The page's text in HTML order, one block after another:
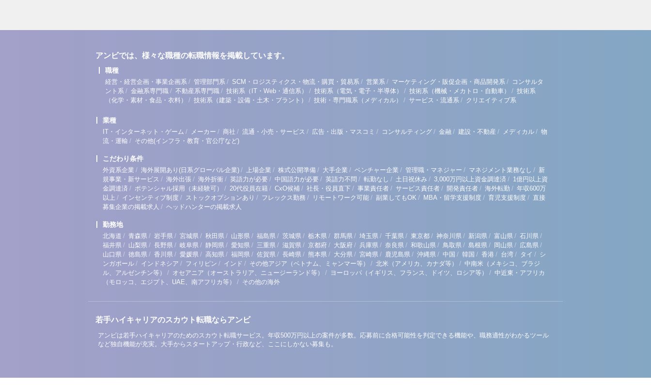
アンビでは、様々な職種の転職情報を掲載しています。
職種
経営・経営企画・事業企画系 / 管理部門系 / SCM・ロジスティクス・物流・購買・貿易系 / 営業系 / マーケティング・販促企画・商品開発系 / コンサルタ
ント系 / 金融系専門職 / 不動産系専門職 / 技術系（IT・Web・通信系） / 技術系（電気・電子・半導体） / 技術系（機械・メカトロ・自動車） / 技術系
（化学・素材・食品・衣料）
/ 技術系（建築・設備・土木・プラント） / 技術・専門職系（メディカル） / サービス・流通系 / クリエイティブ系
業種
IT・インターネット・ゲーム / メーカー / 商社 / 流通・小売・サービス / 広告・出版・マスコミ / コンサルティング / 金融 / 建設・不動産 / メディカル / 物
流・運輸 / その他(インフラ・教育・官公庁など)
こだわり条件
外資系企業 / 海外展開あり(日系グローバル企業) / 上場企業 / 株式公開準備 / 大手企業 / ベンチャー企業 / 管理職・マネジャー / マネジメント業務なし / 新
規事業・新サービス / 海外出張 / 海外折衝 / 英語力が必要 / 中国語力が必要 / 英語力不問 / 転勤なし / 土日祝休み / 3,000万円以上資金調達済 / 1億円以上資
金調達済 / ポテンシャル採用（未経験可） / 20代役員在籍 / CxO候補 / 社長・役員直下 / 事業責任者 / サービス責任者 / 開発責任者 / 海外転勤 / 年収600万
以上 / インセンティブ制度 / ストックオプションあり / フレックス勤務 / リモートワーク可能 / 副業してもOK / MBA・留学支援制度 / 育児支援制度 / 直接
募集企業の掲載求人 / ヘッドハンターの掲載求人
勤務地
北海道 / 青森県 / 岩手県 / 宮城県 / 秋田県 / 山形県 / 福島県 / 茨城県 / 栃木県 / 群馬県 / 埼玉県 / 千葉県 / 東京都 / 神奈川県 / 新潟県 / 富山県 / 石川県 /
福井県 / 山梨県 / 長野県 / 岐阜県 / 静岡県 / 愛知県 / 三重県 / 滋賀県 / 京都府 / 大阪府 / 兵庫県 / 奈良県 / 和歌山県 / 鳥取県 / 島根県 / 岡山県 / 広島県 /
山口県 / 徳島県 / 香川県 / 愛媛県 / 高知県 / 福岡県 / 佐賀県 / 長崎県 / 熊本県 / 大分県 / 宮崎県 / 鹿児島県 / 沖縄県 / 中国 / 韓国 / 香港 / 台湾 / タイ / シ
ンガポール / インドネシア / フィリピン / インド / その他アジア（ベトナム、ミャンマー等） / 北米（アメリカ、カナダ等） / 中南米（メキシコ、ブラジ
ル、アルゼンチン等）
/ オセアニア（オーストラリア、ニュージーランド等） / ヨーロッパ（イギリス、フランス、ドイツ、ロシア等） / 中近東・アフリカ
（モロッコ、エジプト、UAE、南アフリカ等）
/ その他の海外
若手ハイキャリアのスカウト転職ならアンビ
アンビは若手ハイキャリアのためのスカウト転職サービス。年収500万円以上の案件が多数。応募前に合格可能性を判定できる機能や、職務適性がわかるツール
など独自機能が充実。大手からスタートアップ・行政など、ここにしかない募集も。